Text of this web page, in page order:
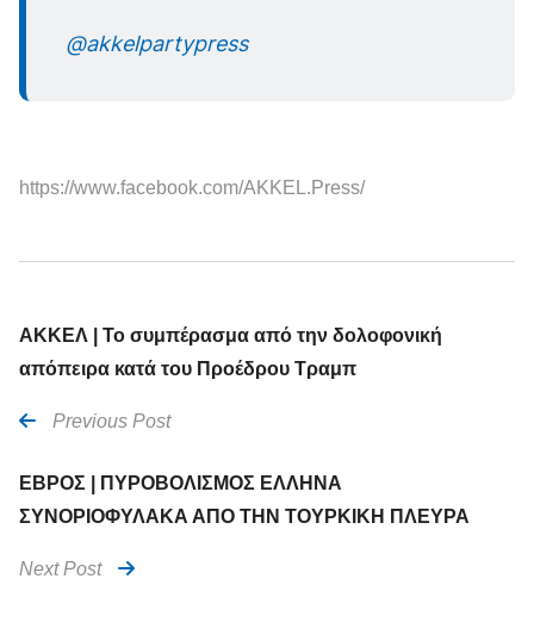
@akkelpartypress
https://www.facebook.com/AKKEL.Press/
ΑΚΚΕΛ | Το συμπέρασμα από την δολοφονική
απόπειρα κατά του Προέδρου Τραμπ
Previous Post
ΕΒΡΟΣ | ΠΥΡΟΒΟΛΙΣΜΟΣ ΕΛΛΗΝΑ
ΣΥΝΟΡΙΟΦΥΛΑΚΑ ΑΠΟ ΤΗΝ ΤΟΥΡΚΙΚΗ ΠΛΕΥΡΑ
Next Post